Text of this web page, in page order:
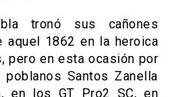
tronó sus cañones
aquel 1862 en la heroica
pero en esta ocasión por
Santos Zanella
en los GT Pro2 SC, en